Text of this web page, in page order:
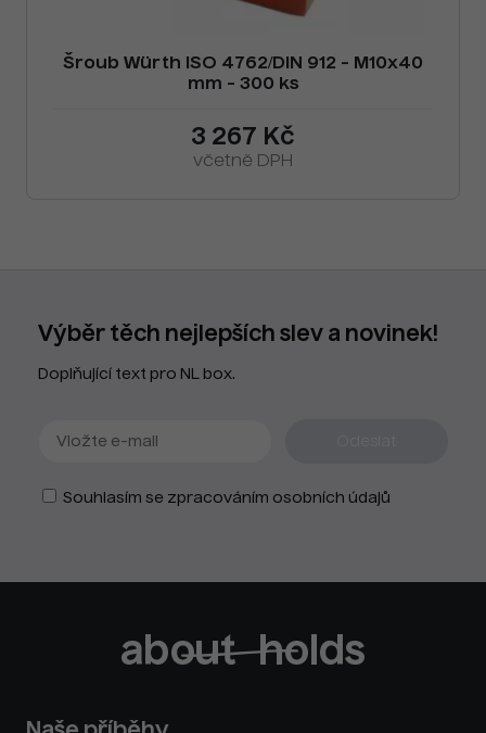
Šroub Würth ISO 4762/DIN 912 - M10x40
mm - 300 ks
3 267 Kč
včetně DPH
Výběr těch nejlepších slev a novinek!
Doplňující text pro NL box.
Souhlasím se zpracováním osobních údajů